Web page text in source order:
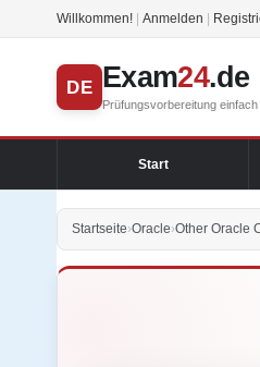
Willkommen! Anmelden
DE Exam24.de
Prüfungsvorbereitung
Start
Startseite›Oracle›Other Oracle